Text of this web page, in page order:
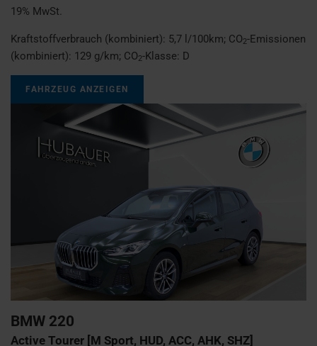
19% MwSt.
Kraftstoffverbrauch (kombiniert): 5,7 l/100km; CO2-Emissionen
(kombiniert): 129 g/km; CO2-Klasse: D
FAHRZEUG ANZEIGEN
BMW 220
Active Tourer [M Sport, HUD, ACC, AHK, SHZ]